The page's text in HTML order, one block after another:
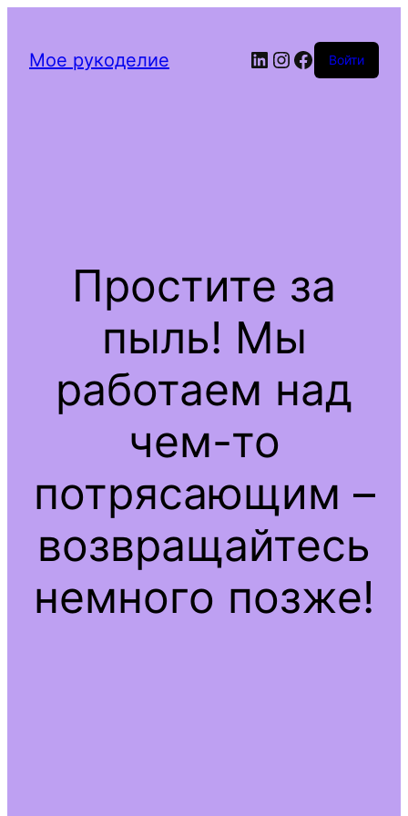
Мое рукоделие Войти
Простите за
пыль! Мы
работаем над
чем-то
потрясающим –
возвращайтесь
немного позже!